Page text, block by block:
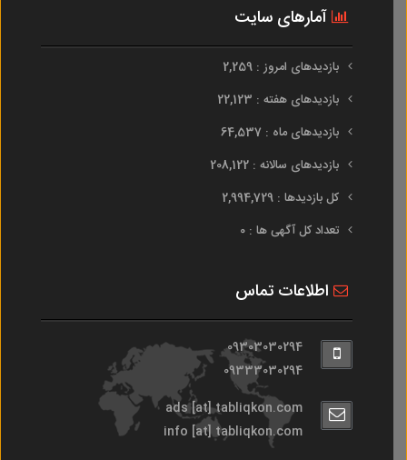
آمارهای سایت
بازدیدهای امروز : 2,259
بازدیدهای هفته : 22,123
بازدیدهای ماه : 64,537
بازدیدهای سالانه : 208,122
کل بازدیدها : 2,994,729
تعداد کل آگهی ها : 0
اطلاعات تماس
09303030294
09333030294
ads [at] tabliqkon.com
info [at] tabliqkon.com